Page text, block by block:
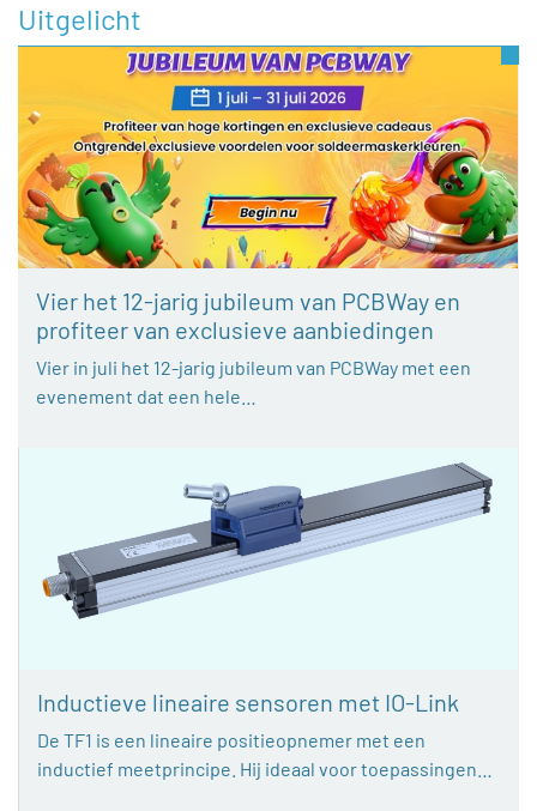
Uitgelicht
Vier het 12-jarig jubileum van PCBWay en
profiteer van exclusieve aanbiedingen
Vier in juli het 12-jarig jubileum van PCBWay met een
evenement dat een hele…
Inductieve lineaire sensoren met IO-Link
De TF1 is een lineaire positieopnemer met een
inductief meetprincipe. Hij ideaal voor toepassingen…